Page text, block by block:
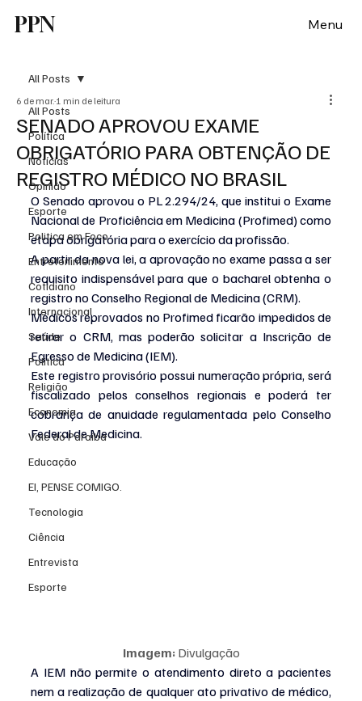
PPN Menu
All Posts
Política
Notícias
Opinião
Esporte
Politica em Foco
Entretenimento
Cotidiano
Internacional
Saúde
Politica
Religião
Economia
Vale do Paraiba
Educação
EI, PENSE COMIGO.
Tecnologia
Ciência
Entrevista
Esporte
All Posts
SENADO APROVOU EXAME
OBRIGATÓRIO PARA OBTENÇÃO DE
REGISTRO MÉDICO NO BRASIL
6 de mar. 1 min de leitura
O Senado aprovou o PL 2.294/24, que institui o Exame
Nacional de Proficiência em Medicina (Profimed) como
etapa obrigatória para o exercício da profissão.
A partir da nova lei, a aprovação no exame passa a ser
requisito indispensável para que o bacharel obtenha o
registro no Conselho Regional de Medicina (CRM).
Médicos reprovados no Profimed ficarão impedidos de
retirar o CRM, mas poderão solicitar a Inscrição de
Egresso de Medicina (IEM).
Este registro provisório possui numeração própria, será
fiscalizado pelos conselhos regionais e poderá ter
cobrança de anuidade regulamentada pelo Conselho
Federal de Medicina.
Imagem: Divulgação
A IEM não permite o atendimento direto a pacientes
nem a realização de qualquer ato privativo de médico,